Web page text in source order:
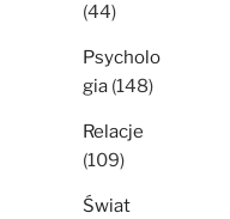
(44)
Psycholo
gia (148)
Relacje
(109)
Świat